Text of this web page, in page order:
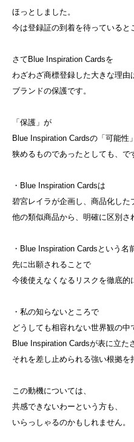
ほっとしました。
今は登録証の到着を待っていると
さてBlue Inspiration Cardsを
わざわざ商標登録した大きな理由
ブランドの保護です。
「保護」が
Blue Inspiration Cardsの「可能性
狭めるものであったとしても、で
・Blue Inspiration Cardsは
碧宮レイラが企画し、商品化した
他の類似商品から、明確に区別さ
・Blue Inspiration Cardsという名
先に出願されることで
今後使えなくなるリスクを徹底的
・私の知らないところで
どうしても相容れない世界観の中
Blue Inspiration Cardsが表に立た
それを差し止められる強い根拠を
この動機については、
共感できないわーという方も、
いらっしゃるのかもしれません。